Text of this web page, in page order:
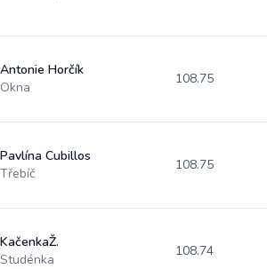
Antonie Horčík
Okna
108.75
Pavlína Cubillos
Třebíč
108.75
KačenkaŽ.
Studénka
108.74